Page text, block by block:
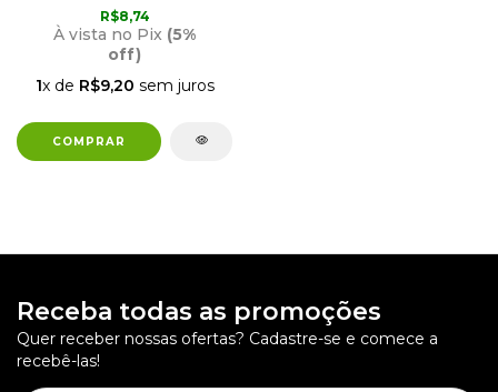
330/23SR ATLAS
R$8,74
À vista no Pix (5%
off)
1x de R$9,20 sem juros
Receba todas as promoções
Quer receber nossas ofertas? Cadastre-se e comece a
recebê-las!